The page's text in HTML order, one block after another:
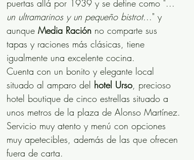
Cocina gallega Cocina asturiana
cocina india Bilbao
puertas allá por 1939 y se define como "...
un ultramarinos y un pequeño bistrot..." y
aunque Media Ración no comparte sus
tapas y raciones más clásicas, tiene
igualmente una excelente cocina.
Cuenta con un bonito y elegante local
situado al amparo del hotel Urso, precioso
hotel boutique de cinco estrellas situado a
unos metros de la plaza de Alonso Martínez.
Servicio muy atento y menú con opciones
muy apetecibles, además de las que ofrecen
fuera de carta.